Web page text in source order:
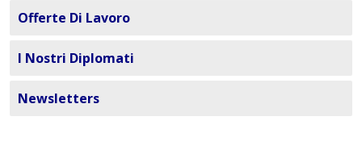
Offerte Di Lavoro
I Nostri Diplomati
Newsletters